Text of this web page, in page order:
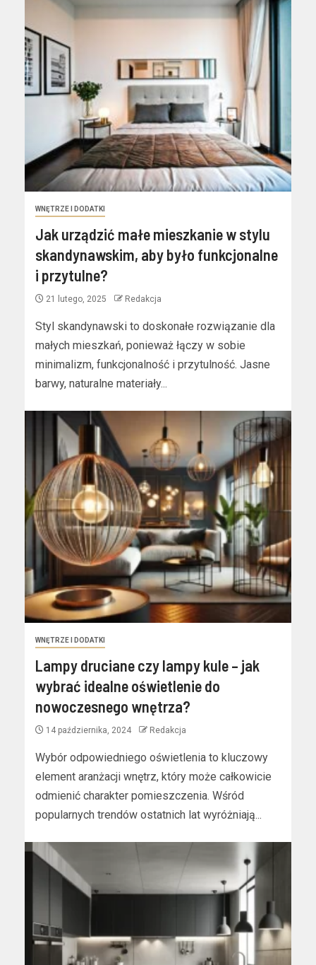
WNĘTRZE I DODATKI
Jak urządzić małe mieszkanie w stylu
skandynawskim, aby było funkcjonalne
i przytulne?
21 lutego, 2025 Redakcja
Styl skandynawski to doskonałe rozwiązanie dla
małych mieszkań, ponieważ łączy w sobie
minimalizm, funkcjonalność i przytulność. Jasne
barwy, naturalne materiały...
WNĘTRZE I DODATKI
Lampy druciane czy lampy kule – jak
wybrać idealne oświetlenie do
nowoczesnego wnętrza?
14 października, 2024 Redakcja
Wybór odpowiedniego oświetlenia to kluczowy
element aranżacji wnętrz, który może całkowicie
odmienić charakter pomieszczenia. Wśród
popularnych trendów ostatnich lat wyróżniają...